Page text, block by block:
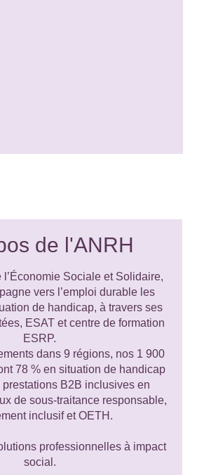
de l'ANRH
l’Économie Sociale et Solidaire,
vers l’emploi durable les
de handicap, à travers ses
ESAT et centre de formation
ESRP.
dans 9 régions, nos 1 900
78 % en situation de handicap
prestations B2B inclusives en
de sous-traitance responsable,
inclusif et OETH.
professionnelles à impact
social.